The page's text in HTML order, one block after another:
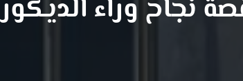
نجاح وراء الديكور